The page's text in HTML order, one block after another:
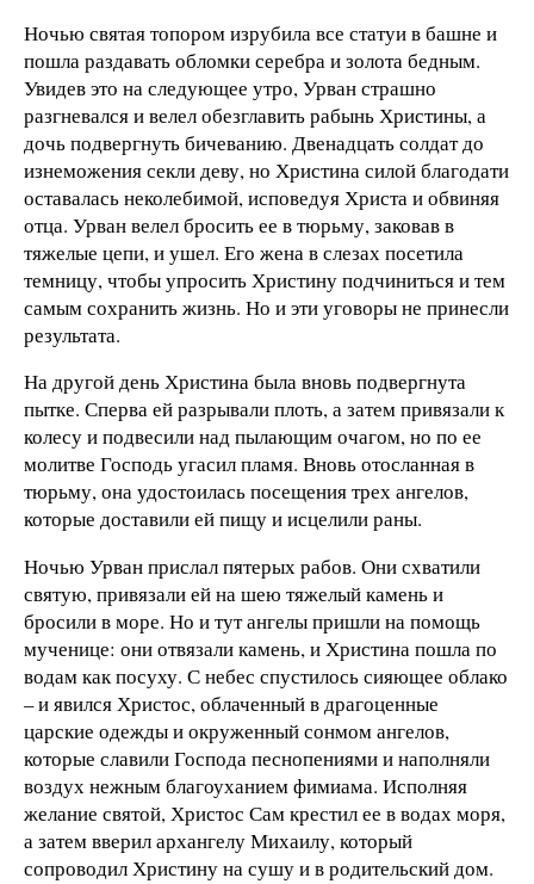
Ночью святая топором изрубила все статуи в башне и
пошла раздавать обломки серебра и золота бедным.
Увидев это на следующее утро, Урван страшно
разгневался и велел обезглавить рабынь Христины, а
дочь подвергнуть бичеванию. Двенадцать солдат до
изнеможения секли деву, но Христина силой благодати
оставалась неколебимой, исповедуя Христа и обвиняя
отца. Урван велел бросить ее в тюрьму, заковав в
тяжелые цепи, и ушел. Его жена в слезах посетила
темницу, чтобы упросить Христину подчиниться и тем
самым сохранить жизнь. Но и эти уговоры не принесли
результата.
На другой день Христина была вновь подвергнута
пытке. Сперва ей разрывали плоть, а затем привязали к
колесу и подвесили над пылающим очагом, но по ее
молитве Господь угасил пламя. Вновь отосланная в
тюрьму, она удостоилась посещения трех ангелов,
которые доставили ей пищу и исцелили раны.
Ночью Урван прислал пятерых рабов. Они схватили
святую, привязали ей на шею тяжелый камень и
бросили в море. Но и тут ангелы пришли на помощь
мученице: они отвязали камень, и Христина пошла по
водам как посуху. С небес спустилось сияющее облако
– и явился Христос, облаченный в драгоценные
царские одежды и окруженный сонмом ангелов,
которые славили Господа песнопениями и наполняли
воздух нежным благоуханием фимиама. Исполняя
желание святой, Христос Сам крестил ее в водах моря,
а затем вверил архангелу Михаилу, который
сопроводил Христину на сушу и в родительский дом.